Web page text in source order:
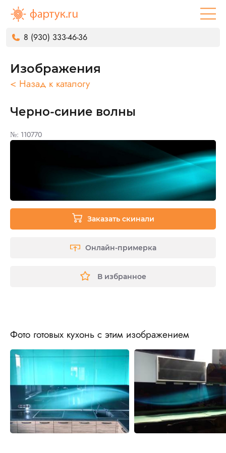
8 (930) 333-46-36
Изображения
< Назад к каталогу
Черно-синие волны
№: 110770
Заказать скинали
Онлайн-примерка
В избранное
Фото готовых кухонь с этим изображением